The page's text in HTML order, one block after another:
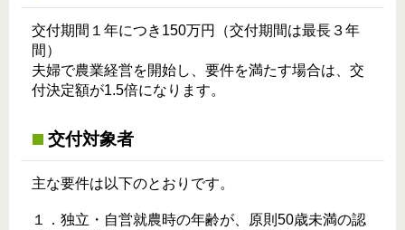
交付期間１年につき150万円（交付期間は最長３年
間）
夫婦で農業経営を開始し、要件を満たす場合は、交
付決定額が1.5倍になります。
交付対象者
主な要件は以下のとおりです。
１．独立・自営就農時の年齢が、原則50歳未満の認